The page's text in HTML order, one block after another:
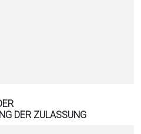
DER ZULASSUNG